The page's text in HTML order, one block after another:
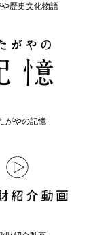
歴史文化物語
がやの記憶